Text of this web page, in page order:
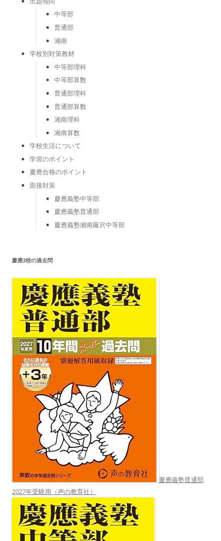
中等部
普通部
湘南
学校別対策教材
中等部理科
中等部算数
普通部理科
普通部算数
湘南理科
湘南算数
学校生活について
学習のポイント
慶應合格のポイント
面接対策
慶應義塾中等部
慶應義塾普通部
慶應義塾湘南藤沢中等部
慶應3校の過去問
慶應義塾普通部
2027年受験用（声の教育社）